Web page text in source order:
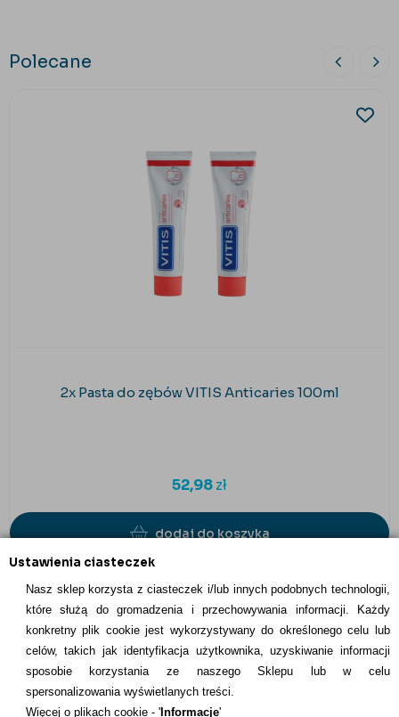
Ustawienia ciasteczek
Nasz sklep korzysta z ciasteczek i/lub innych podobnych technologii,
które służą do gromadzenia i przechowywania informacji. Każdy
konkretny plik cookie jest wykorzystywany do określonego celu lub
celów, takich jak identyfikacja użytkownika, uzyskiwanie informacji
sposobie korzystania ze naszego Sklepu lub w celu
spersonalizowania wyświetlanych treści.
Więcej o plikach cookie - 'Informacje'
Polecane
2x Pasta do zębów VITIS Anticaries 100ml
52,98zł
dodaj do koszyka
INFORMACJE KONTAKTOWE
Informacje